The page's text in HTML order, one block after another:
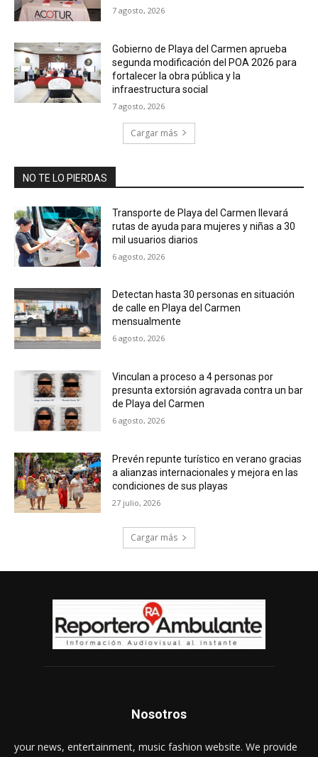
7 agosto, 2026
Gobierno de Playa del Carmen aprueba
segunda modificación del POA 2026 para
fortalecer la obra pública y la
infraestructura social
7 agosto, 2026
Cargar más
NO TE LO PIERDAS
Transporte de Playa del Carmen llevará
rutas de ayuda para mujeres y niñas a 30
mil usuarios diarios
6 agosto, 2026
Detectan hasta 30 personas en situación
de calle en Playa del Carmen
mensualmente
6 agosto, 2026
Vinculan a proceso a 4 personas por
presunta extorsión agravada contra un bar
de Playa del Carmen
6 agosto, 2026
Prevén repunte turístico en verano gracias
a alianzas internacionales y mejora en las
condiciones de sus playas
27 julio, 2026
Cargar más
Nosotros
your news, entertainment, music fashion website. We provide